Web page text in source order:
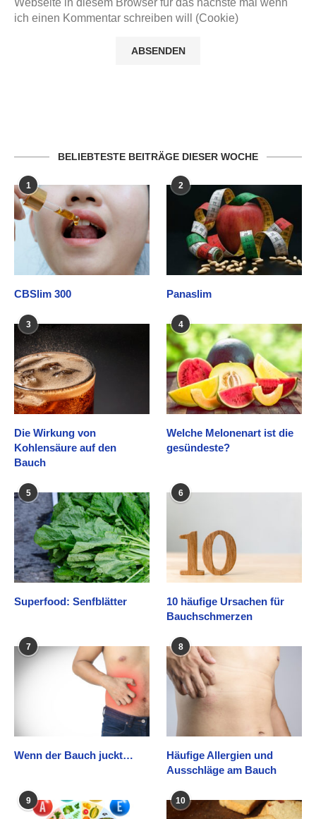
Webseite in diesem Browser für das nächste mal wenn
ich einen Kommentar schreiben will (Cookie)
BELIEBTESTE BEITRÄGE DIESER WOCHE
1
CBSlim 300
2
Panaslim
3
Die Wirkung von
Kohlensäure auf den
Bauch
4
Welche Melonenart ist die
gesündeste?
5
Superfood: Senfblätter
6
10 häufige Ursachen für
Bauchschmerzen
7
Wenn der Bauch juckt…
8
Häufige Allergien und
Ausschläge am Bauch
9 10